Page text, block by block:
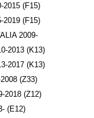
2015 (F15)
2019 (F15)
2009-
2013 (K13)
2017 (K13)
(Z33)
2018 (Z12)
(E12)